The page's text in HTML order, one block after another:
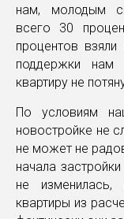
нам, молодым
всего 30
процентов
поддержки нам
квартиру не
По условиям
новостройке не
не может не
начала
не
квартиры из